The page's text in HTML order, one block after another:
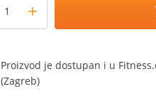
Proizvod je dostupan i u
(Zagreb)